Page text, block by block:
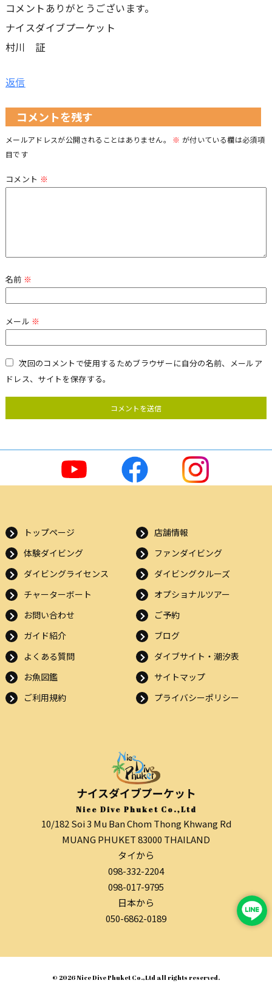
コメントありがとうございます。
ナイスダイブプーケット
村川 証
返信
コメントを残す
メールアドレスが公開されることはありません。 ※ が付いている欄は必須項
目です
コメント ※
名前 ※
メール ※
次回のコメントで使用するためブラウザーに自分の名前、メールア
ドレス、サイトを保存する。
トップページ
店舗情報
体験ダイビング
ファンダイビング
ダイビングライセンス
ダイビングクルーズ
チャーターボート
オプショナルツアー
お問い合わせ
ご予約
ガイド紹介
ブログ
よくある質問
ダイブサイト・潮汐表
お魚図鑑
サイトマップ
ご利用規約
プライバシーポリシー
ナイスダイブプーケット
Nice Dive Phuket Co.,Ltd
10/182 Soi 3 Mu Ban Chom Thong Khwang Rd
MUANG PHUKET 83000 THAILAND
タイから
098-332-2204
098-017-9795
日本から
050-6862-0189
© 2026 Nice Dive Phuket Co.,Ltd all rights reserved.